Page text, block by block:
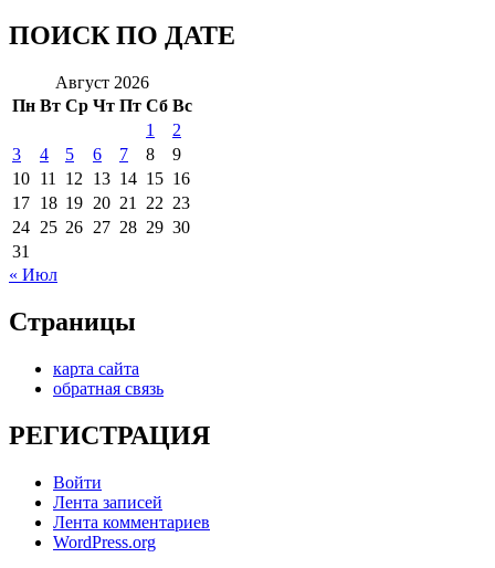
ПОИСК ПО ДАТЕ
Август 2026
Пн Вт Ср Чт Пт Сб Вс
1
2
3
4 5 6 7 8
9
10 11 12 13 14 15 16
17 18 19 20 21 22 23
24 25 26 27 28 29 30
31
« Июл
Страницы
карта сайта
обратная связь
РЕГИСТРАЦИЯ
Войти
Лента записей
Лента комментариев
WordPress.org